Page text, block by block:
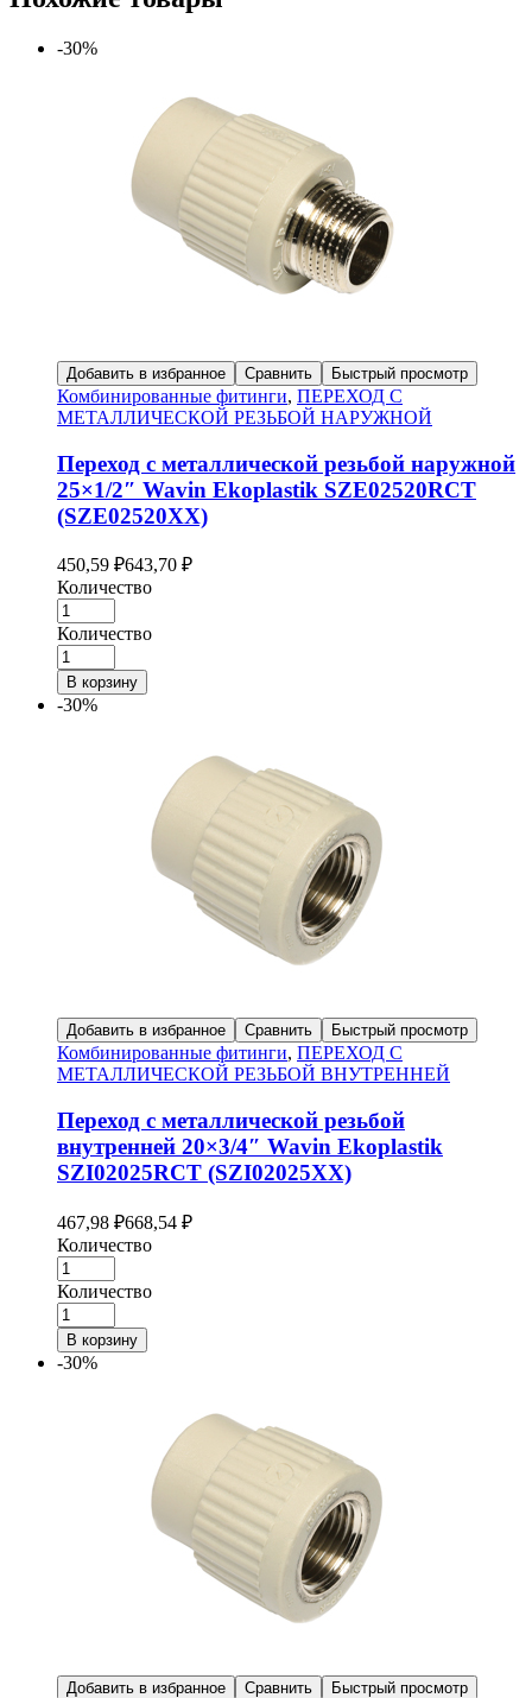
-30%
Добавить в избранное Сравнить Быстрый просмотр
Комбинированные фитинги, ПЕРЕХОД С
МЕТАЛЛИЧЕСКОЙ РЕЗЬБОЙ НАРУЖНОЙ
Переход с металлической резьбой наружной
25×1/2″ Wavin Ekoplastik SZE02520RCT
(SZE02520XX)
450,59 ₽643,70 ₽
Количество
Количество
В корзину
-30%
Добавить в избранное Сравнить Быстрый просмотр
Комбинированные фитинги, ПЕРЕХОД С
МЕТАЛЛИЧЕСКОЙ РЕЗЬБОЙ ВНУТРЕННЕЙ
Переход с металлической резьбой
внутренней 20×3/4″ Wavin Ekoplastik
SZI02025RCT (SZI02025XX)
467,98 ₽668,54 ₽
Количество
Количество
В корзину
-30%
Добавить в избранное Сравнить Быстрый просмотр